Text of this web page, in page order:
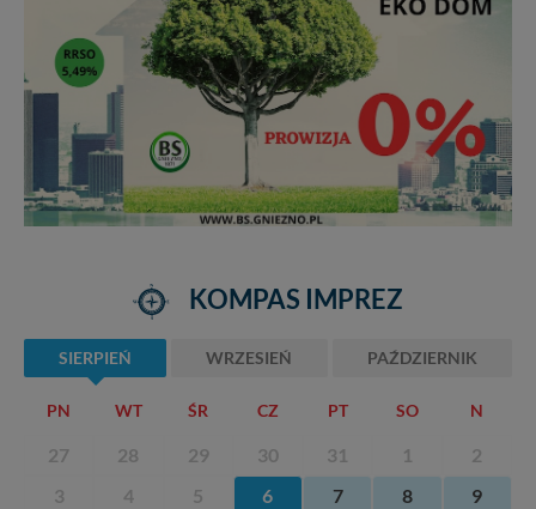
KOMPAS IMPREZ
SIERPIEŃ WRZESIEŃ PAŹDZIERNIK
PN WT ŚR CZ PT SO N
27 28 29 30 31 1
2
3
4 5 6 7 8
9